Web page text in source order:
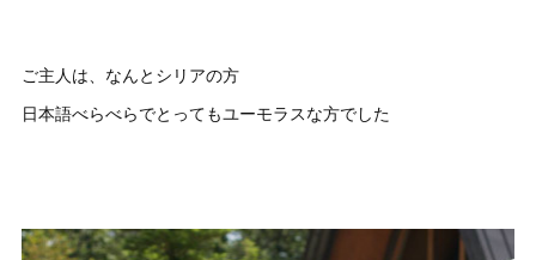
ご主人は、なんとシリアの方
日本語べらべらでとってもユーモラスな方でした